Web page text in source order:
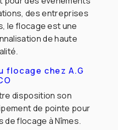
des entreprises
le flocage est une
de haute
flocage chez A.G
disposition son
de pointe pour
flocage à Nîmes.